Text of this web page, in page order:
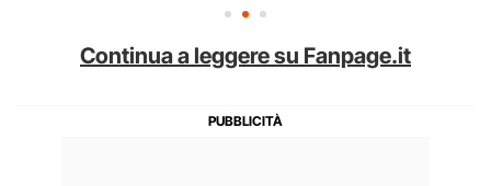
Continua a leggere su Fanpage.it